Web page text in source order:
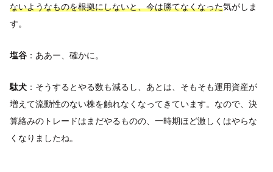
ないようなものを根拠にしないと、今は勝てなくなった気がしま
す。
塩谷 ：ああー、確かに。
駄犬 ：そうするとやる数も減るし、あとは、そもそも運用資産が
増えて流動性のない株を触れなくなってきています。なので、決
算絡みのトレードはまだやるものの、一時期ほど激しくはやらな
くなりましたね。